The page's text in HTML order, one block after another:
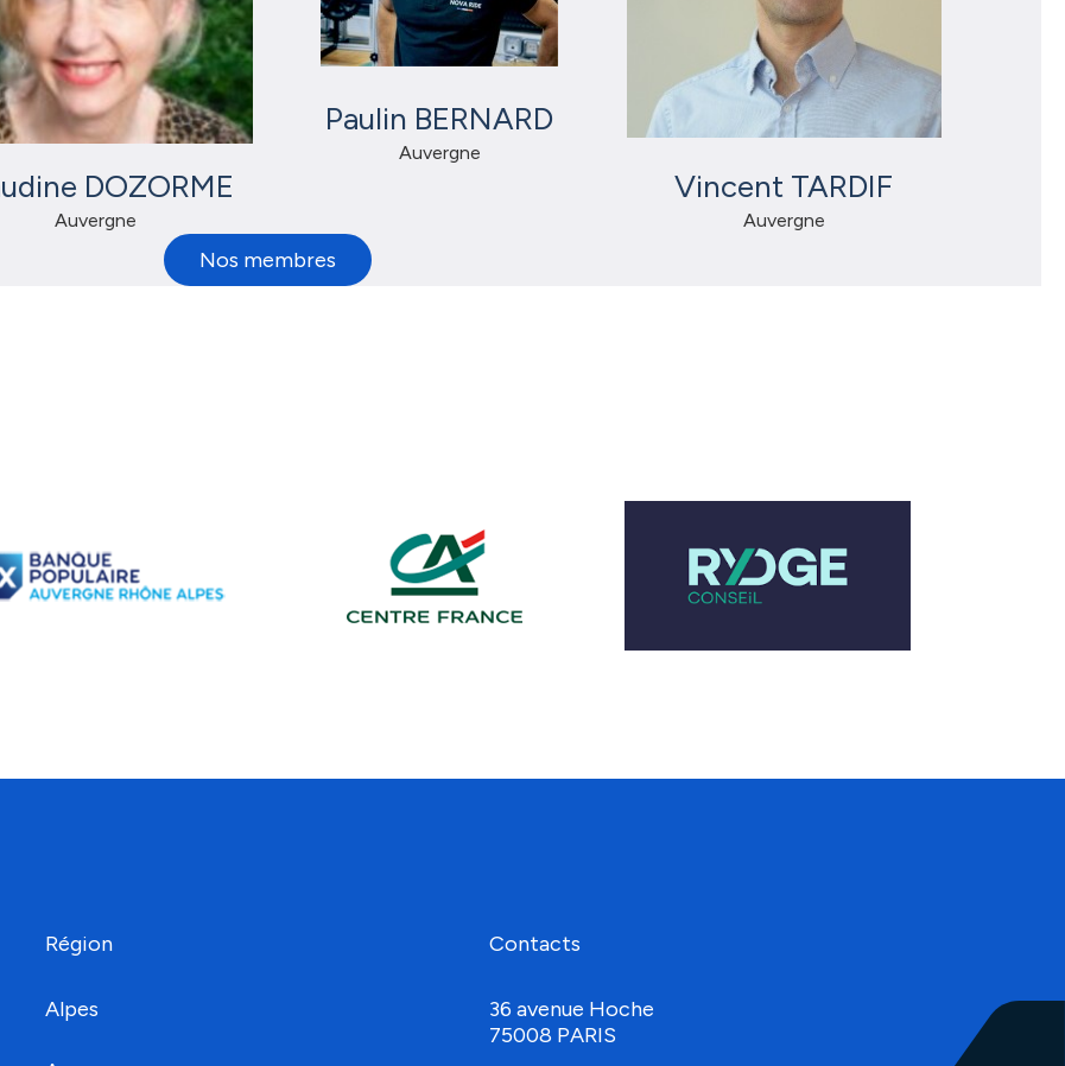
DOZORME
Auvergne
Paulin BERNARD
Auvergne
Vincent TARDIF
Auvergne
Nos membres
Région
Alpes
Contacts
36 avenue Hoche
75008 PARIS